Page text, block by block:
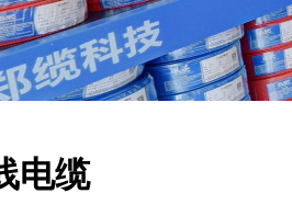
电缆